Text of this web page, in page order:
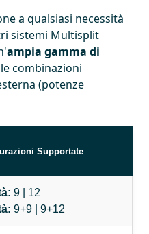
a qualsiasi necessità
sistemi Multisplit
ampia gamma di
combinazioni
(potenze
Supportate
9 | 12
9+9 | 9+12